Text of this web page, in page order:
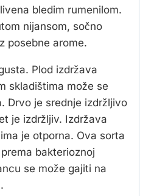
bledim rumenilom.
nijansom, sočno
posebne arome.
Plod izdržava
skladištima može se
Drvo je srednje izdržljivo
je izdržljiv. Izdržava
je otporna. Ova sorta
bakterioznoj
se može gajiti na